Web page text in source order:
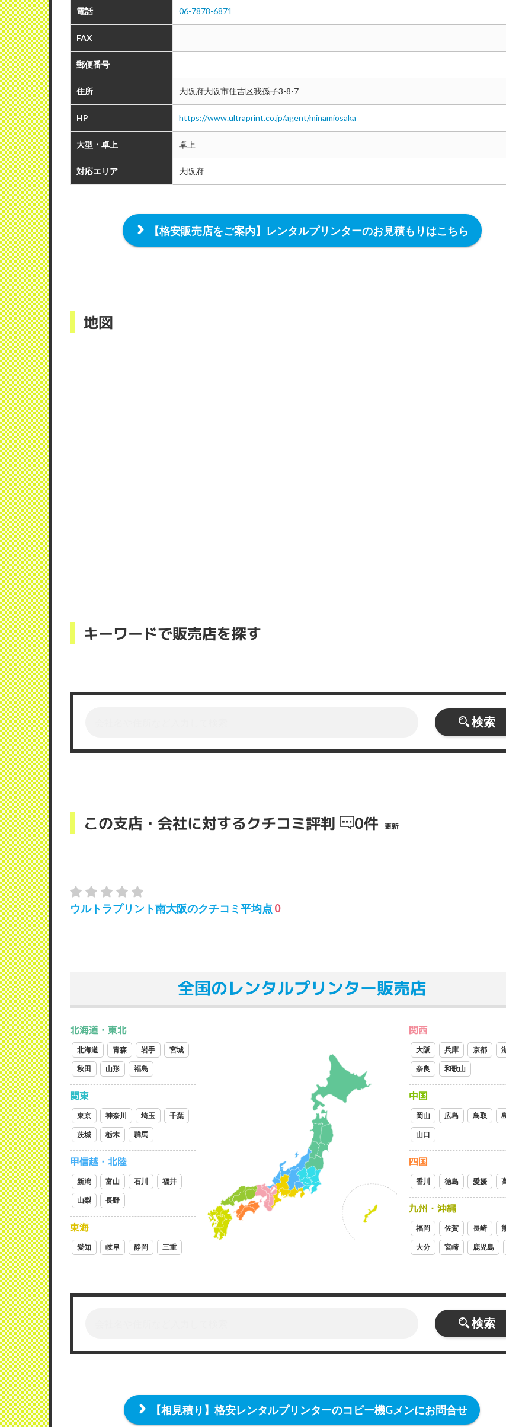
電話 06-7878-6871
FAX
郵便番号
住所 大阪府大阪市住吉区我孫子3-8-7
HP https://www.ultraprint.co.jp/agent/minamiosaka
大型・卓上 卓上
対応エリア 大阪府
【格安販売店をご案内】レンタルプリンターのお見積もりはこちら
地図
キーワードで販売店を探す
検索
この支店・会社に対するクチコミ評判 0件 更新
ウルトラプリント南大阪のクチコミ平均点 0
全国のレンタルプリンター販売店
北海道・東北
北海道 青森 岩手 宮城
秋田 山形 福島
関東
東京 神奈川 埼玉 千葉
茨城 栃木 群馬
甲信越・北陸
新潟 富山 石川 福井
山梨 長野
東海
愛知 岐阜 静岡 三重
関西
大阪 兵庫 京都
奈良 和歌山
中国
岡山 広島 鳥取
山口
四国
香川 徳島 愛媛
九州・沖縄
福岡 佐賀 長崎
大分 宮崎 鹿児島
検索
【相見積り】格安レンタルプリンターのコピー機Gメンにお問合せ